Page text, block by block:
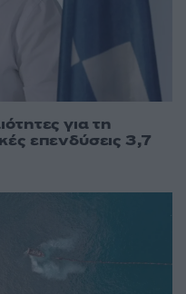
για τη
επενδύσεις 3,7